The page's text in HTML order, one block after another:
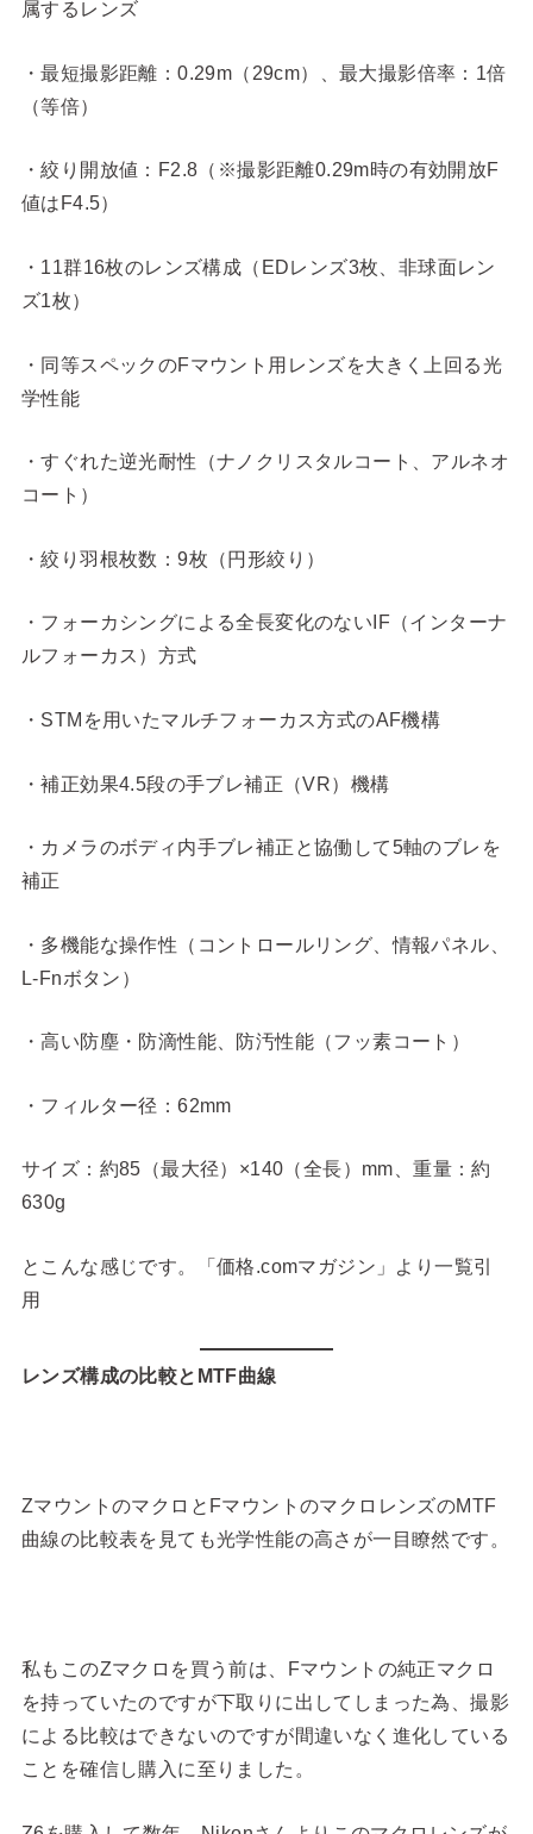
属するレンズ
・最短撮影距離：0.29m（29cm）、最大撮影倍率：1倍
（等倍）
・絞り開放値：F2.8（※撮影距離0.29m時の有効開放F
値はF4.5）
・11群16枚のレンズ構成（EDレンズ3枚、非球面レン
ズ1枚）
・同等スペックのFマウント用レンズを大きく上回る光
学性能
・すぐれた逆光耐性（ナノクリスタルコート、アルネオ
コート）
・絞り羽根枚数：9枚（円形絞り）
・フォーカシングによる全長変化のないIF（インターナ
ルフォーカス）方式
・STMを用いたマルチフォーカス方式のAF機構
・補正効果4.5段の手ブレ補正（VR）機構
・カメラのボディ内手ブレ補正と協働して5軸のブレを
補正
・多機能な操作性（コントロールリング、情報パネル、
L-Fnボタン）
・高い防塵・防滴性能、防汚性能（フッ素コート）
・フィルター径：62mm
サイズ：約85（最大径）×140（全長）mm、重量：約
630g
とこんな感じです。「価格.comマガジン」より一覧引
用
レンズ構成の比較とMTF曲線
ZマウントのマクロとFマウントのマクロレンズのMTF
曲線の比較表を見ても光学性能の高さが一目瞭然です。
私もこのZマクロを買う前は、Fマウントの純正マクロ
を持っていたのですが下取りに出してしまった為、撮影
による比較はできないのですが間違いなく進化している
ことを確信し購入に至りました。